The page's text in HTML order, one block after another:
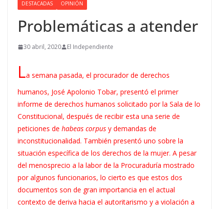
DESTACADAS OPINIÓN
Problemáticas a atender
30 abril, 2020 El Independiente
La semana pasada, el procurador de derechos
humanos, José Apolonio Tobar, presentó el primer
informe de derechos humanos solicitado por la Sala de lo
Constitucional, después de recibir esta una serie de
peticiones de habeas corpus y demandas de
inconstitucionalidad. También presentó uno sobre la
situación específica de los derechos de la mujer. A pesar
del menosprecio a la labor de la Procuraduría mostrado
por algunos funcionarios, lo cierto es que estos dos
documentos son de gran importancia en el actual
contexto de deriva hacia el autoritarismo y a violación a